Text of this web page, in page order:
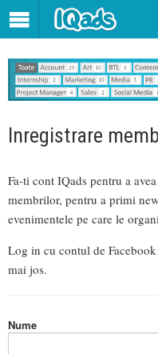
Inregistrare
Fa-ti cont IQads pentru a
membrilor, pentru a primi
evenimentele pe care le
Log in cu contul de
mai jos.
Nume